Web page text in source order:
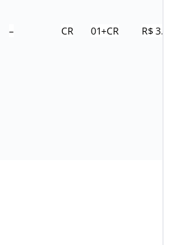
– CR 01+CR R$